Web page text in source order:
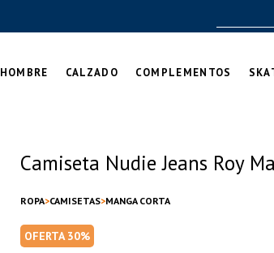
HOMBRE CALZADO COMPLEMENTOS
Camiseta Nudie Jeans Roy
ROPA CAMISETAS MANGA CORTA
OFERTA 30%